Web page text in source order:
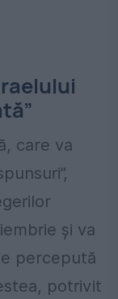
care va
și va
percepută
potrivit